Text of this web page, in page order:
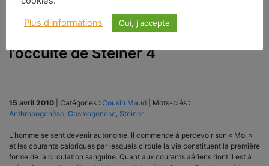
Maud Cousin : La science de
l’occulte de Steiner 4
15 avril 2010 Catégories : Cousin Maud
Mots-clés :
Anthropogenèse Cosmogenèse Steiner
L’homme se sent devenir autonome. Il commence à percevoir son « Moi »
et les courants caloriques par lesquels circule la vie constituent la première
forme de la circulation sanguine. Quant aux courants aériens dont il est à
Plus d'informations Oui, j'accepte